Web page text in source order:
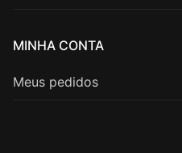
MINHA CONTA
Meus pedidos